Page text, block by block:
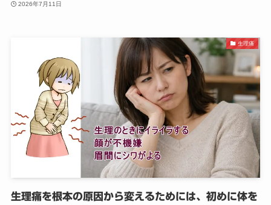
2026年7月11日
生理痛
生理痛を根本の原因から変えるためには、初めに体を